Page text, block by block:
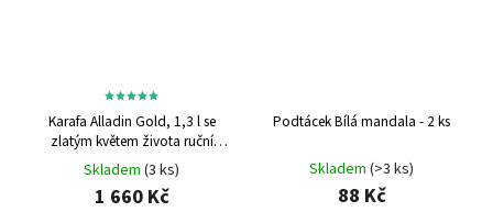
Karafa Alladin Gold, 1,3 l se
zlatým květem života ruční
výroba
Skladem (3 ks)
1 660 Kč
Podtácek Bílá mandala - 2 ks
Skladem (>3 ks)
88 Kč